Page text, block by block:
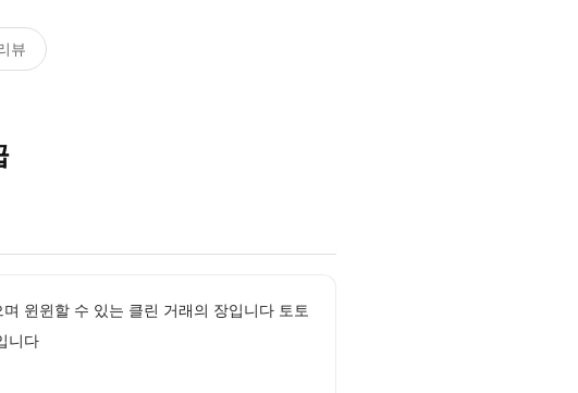
뷰
윈윈할 수 있는 클린 거래의 장입니다 토토
니다